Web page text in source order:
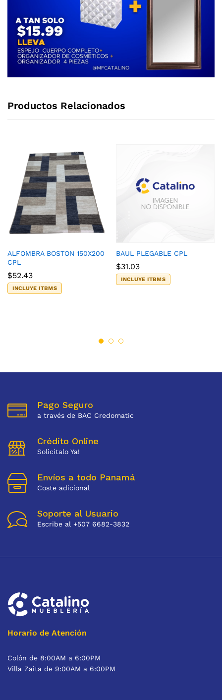
Productos Relacionados
ALFOMBRA BOSTON 150X200
CPL
$52.43
INCLUYE ITBMS
BAUL PLEGABLE CPL
$31.03
INCLUYE ITBMS
Pago Seguro
a través de BAC Credomatic
Crédito Online
Solicítalo Ya!
Envíos a todo Panamá
Coste adicional
Soporte al Usuario
Escribe al +507 6682-3832
Horario de Atención
Colón de 8:00AM a 6:00PM
Villa Zaita de 9:00AM a 6:00PM